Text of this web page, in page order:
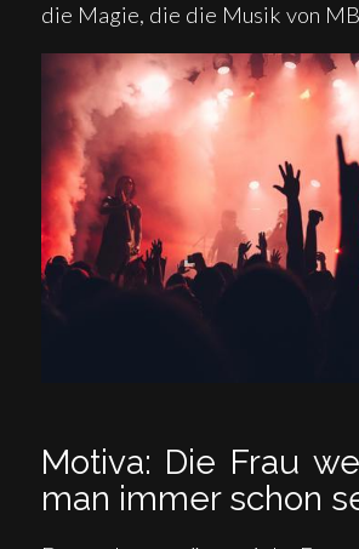
die Magie, die die Musik von
Motiva: Die Frau
man immer schon